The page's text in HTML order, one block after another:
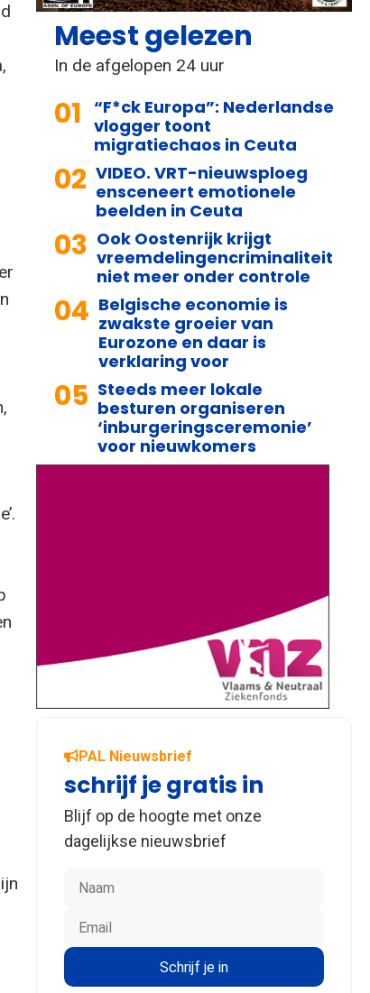
Meest gelezen
In de afgelopen 24 uur
01 “F*ck Europa”: Nederlandse
vlogger toont
migratiechaos in Ceuta
02 VIDEO. VRT-nieuwsploeg
ensceneert emotionele
beelden in Ceuta
03 Ook Oostenrijk krijgt
vreemdelingencriminaliteit
niet meer onder controle
04 Belgische economie is
zwakste groeier van
Eurozone en daar is
verklaring voor
05 Steeds meer lokale
besturen organiseren
‘inburgeringsceremonie’
voor nieuwkomers
PAL Nieuwsbrief
schrijf je gratis in
Blijf op de hoogte met onze
dagelijkse nieuwsbrief